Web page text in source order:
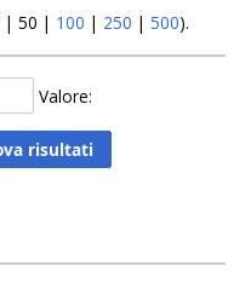
| 50 | 100 | 250 | 500).
Valore: